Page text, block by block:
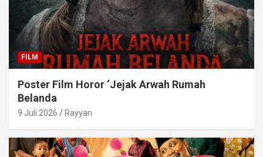
FILM
Poster Film Horor ‘Jejak Arwah Rumah
Belanda
9 Juli 2026 Rayyan